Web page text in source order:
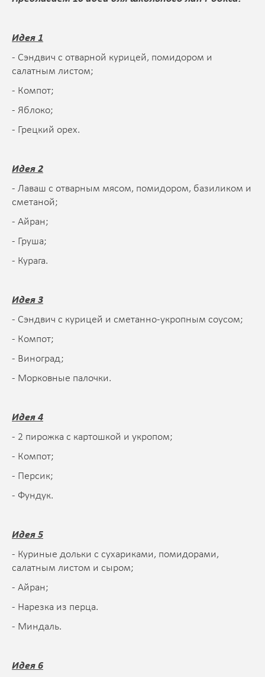
Идея 1
- Сэндвич с отварной курицей, помидором и
салатным листом;
- Компот;
- Яблоко;
- Грецкий орех.
Идея 2
- Лаваш с отварным мясом, помидором, базиликом и
сметаной;
- Айран;
- Груша;
- Курага.
Идея 3
- Сэндвич с курицей и сметанно-укропным соусом;
- Компот;
- Виноград;
- Морковные палочки.
Идея 4
- 2 пирожка с картошкой и укропом;
- Компот;
- Персик;
- Фундук.
Идея 5
- Куриные дольки с сухариками, помидорами,
салатным листом и сыром;
- Айран;
- Нарезка из перца.
- Миндаль.
Идея 6